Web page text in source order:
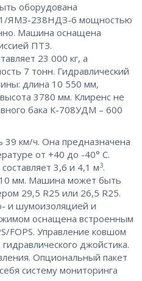
оборудована
ЯМЗ-238НДЗ-6 мощностью
Машина оснащена
ПТЗ.
23 000 кг, а
7 тонн. Гидравлический
длина 10 550 мм,
3780 мм. Клиренс не
бака К-708УДМ – 600
39 км/ч. Она предназначена
от +40 до -40° С.
3,6 и 4,1 м3.
мм. Машина может быть
29,5 R25 или 26,5 R25.
и шумоизоляцией и
оснащена встроенным
FOPS. Управление ковшом
джойстика.
Опциональный пакет
систему мониторинга